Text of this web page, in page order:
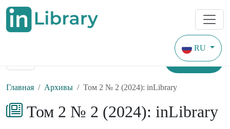
RU
Найти
Главная Архивы Том 2 № 2 (2024): inLibrary
Том 2 № 2 (2024): inLibrary